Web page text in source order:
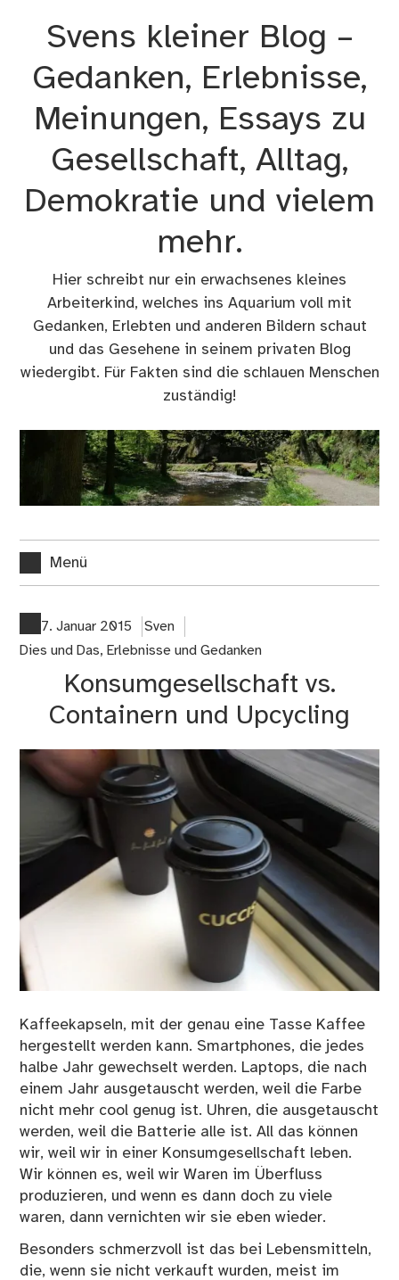
Svens kleiner Blog –
Gedanken, Erlebnisse,
Meinungen, Essays zu
Gesellschaft, Alltag,
Demokratie und vielem
mehr.
Hier schreibt nur ein erwachsenes kleines
Arbeiterkind, welches ins Aquarium voll mit
Gedanken, Erlebten und anderen Bildern schaut
und das Gesehene in seinem privaten Blog
wiedergibt. Für Fakten sind die schlauen Menschen
zuständig!
Menü
7. Januar 2015
Sven
Dies und Das, Erlebnisse und Gedanken
Konsumgesellschaft vs.
Containern und Upcycling
Kaffeekapseln, mit der genau eine Tasse Kaffee
hergestellt werden kann. Smartphones, die jedes
halbe Jahr gewechselt werden. Laptops, die nach
einem Jahr ausgetauscht werden, weil die Farbe
nicht mehr cool genug ist. Uhren, die ausgetauscht
werden, weil die Batterie alle ist. All das können
wir, weil wir in einer Konsumgesellschaft leben.
Wir können es, weil wir Waren im Überfluss
produzieren, und wenn es dann doch zu viele
waren, dann vernichten wir sie eben wieder.
Besonders schmerzvoll ist das bei Lebensmitteln,
die, wenn sie nicht verkauft wurden, meist im